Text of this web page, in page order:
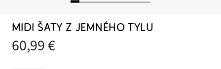
MIDI ŠATY Z JEMNÉHO TYLU
60,99 €